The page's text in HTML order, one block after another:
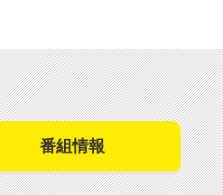
番組情報